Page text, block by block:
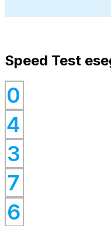
Speed Test
0
0
4
0
3
0
7
0
6
0